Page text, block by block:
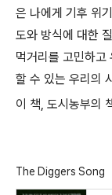
은 나에게 기후 위
도와 방식에 대한
먹거리를 고민하고
할 수 있는 우리의
이 책, 도시농부의
The Diggers Song